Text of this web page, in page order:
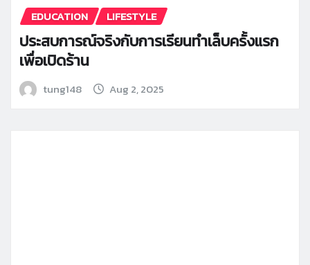
EDUCATION LIFESTYLE
ประสบการณ์จริงกับการเรียนทำเล็บครั้งแรก
เพื่อเปิดร้าน
tung148 Aug 2, 2025